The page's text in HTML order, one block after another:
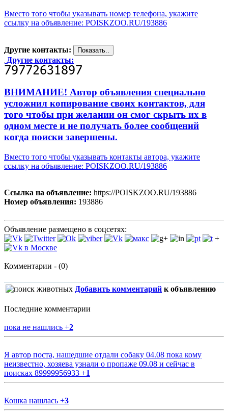
Вместо того чтобы указывать номер телефона, укажите
ссылку на объявление: POISKZOO.RU/193886
Другие контакты:
Другие контакты:
ВНИМАНИЕ! Автор объявления специально
усложнил копирование своих контактов, для
того чтобы при желании он смог скрыть их в
одном месте и не получать более сообщений
когда поиски завершены.
Вместо того чтобы указывать контакты автора, укажите
ссылку на объявление: POISKZOO.RU/193886
Ссылка на объявление: https://POISKZOO.RU/193886
Номер объявления: 193886
Объявление размещено в соцсетях:
+
Комментарии - (0)
Добавить комментарий к объявлению
Последние комментарии
пока не нашлись +2
Я автор поста, нашедшие отдали собаку 04.08 пока кому
неизвестно, хозяева узнали о пропаже 09.08 и сейчас в
поисках 89999956933 +1
Кошка нашлась +3